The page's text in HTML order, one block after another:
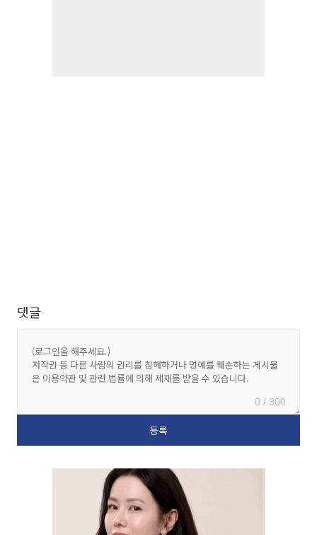
댓글
0 / 300